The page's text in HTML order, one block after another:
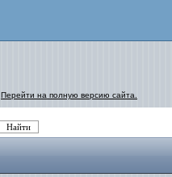
Перейти на полную версию сайта.